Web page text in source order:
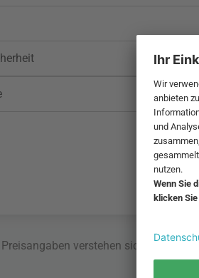
Preisangaben verstehen sich